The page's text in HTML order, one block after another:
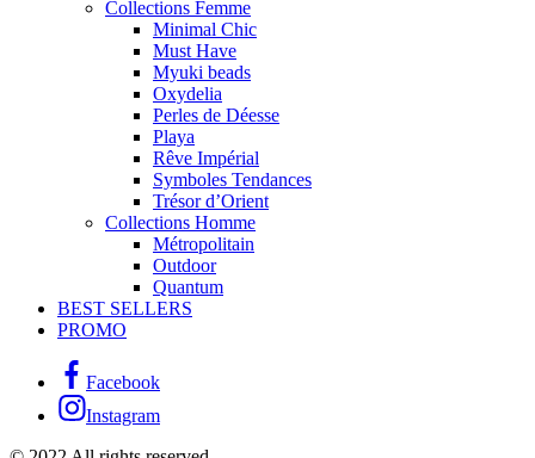
Collections Femme
Minimal Chic
Must Have
Myuki beads
Oxydelia
Perles de Déesse
Playa
Rêve Impérial
Symboles Tendances
Trésor d’Orient
Collections Homme
Métropolitain
Outdoor
Quantum
BEST SELLERS
PROMO
Facebook
Instagram